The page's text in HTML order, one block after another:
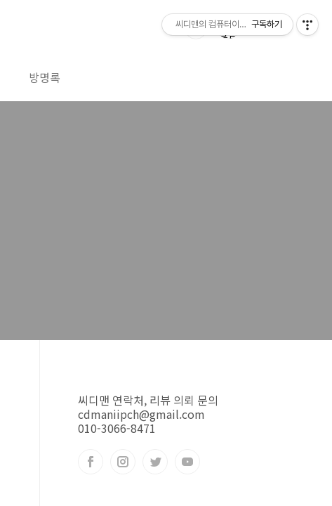
방명록
씨디맨 연락처, 리뷰 의뢰 문의
cdmaniipch@gmail.com
010-3066-8471
씨디맨의 컴퓨터이야기구독하기